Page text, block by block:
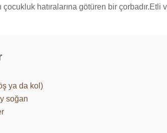
hatıralarına götüren bir
ya da kol)
soğan